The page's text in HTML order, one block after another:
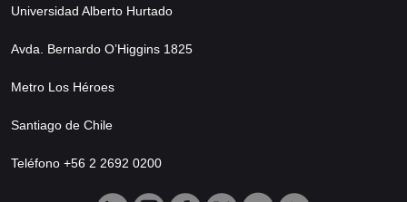
Universidad Alberto Hurtado
Avda. Bernardo O’Higgins 1825
Metro Los Héroes
Santiago de Chile
Teléfono +56 2 2692 0200